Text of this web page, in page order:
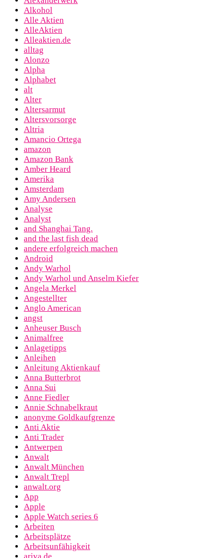
Alkohol
Alle Aktien
AlleAktien
Alleaktien.de
alltag
Alonzo
Alpha
Alphabet
alt
Alter
Altersarmut
Altersvorsorge
Altria
Amancio Ortega
amazon
Amazon Bank
Amber Heard
Amerika
Amsterdam
Amy Andersen
Analyse
Analyst
and Shanghai Tang.
and the last fish dead
andere erfolgreich machen
Android
Andy Warhol
Andy Warhol und Anselm Kiefer
Angela Merkel
Angestellter
Anglo American
angst
Anheuser Busch
Animalfree
Anlagetipps
Anleihen
Anleitung Aktienkauf
Anna Butterbrot
Anna Sui
Anne Fiedler
Annie Schnabelkraut
anonyme Goldkaufgrenze
Anti Aktie
Anti Trader
Antwerpen
Anwalt
Anwalt München
Anwalt Trepl
anwalt.org
App
Apple
Apple Watch series 6
Arbeiten
Arbeitsplätze
Arbeitsunfähigkeit